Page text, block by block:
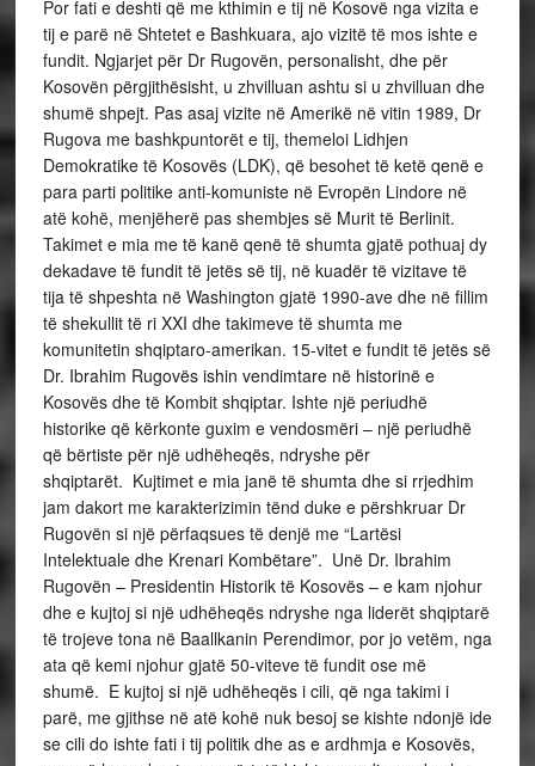
Por fati e deshti që me kthimin e tij në Kosovë nga vizita e
tij e parë në Shtetet e Bashkuara, ajo vizitë të mos ishte e
fundit. Ngjarjet për Dr Rugovën, personalisht, dhe për
Kosovën përgjithësisht, u zhvilluan ashtu si u zhvilluan dhe
shumë shpejt. Pas asaj vizite në Amerikë në vitin 1989, Dr
Rugova me bashkpuntorët e tij, themeloi Lidhjen
Demokratike të Kosovës (LDK), që besohet të ketë qenë e
para parti politike anti-komuniste në Evropën Lindore në
atë kohë, menjëherë pas shembjes së Murit të Berlinit.
Takimet e mia me të kanë qenë të shumta gjatë pothuaj dy
dekadave të fundit të jetës së tij, në kuadër të vizitave të
tija të shpeshta në Washington gjatë 1990-ave dhe në fillim
të shekullit të ri XXI dhe takimeve të shumta me
komunitetin shqiptaro-amerikan. 15-vitet e fundit të jetës së
Dr. Ibrahim Rugovës ishin vendimtare në historinë e
Kosovës dhe të Kombit shqiptar. Ishte një periudhë
historike që kërkonte guxim e vendosmëri – një periudhë
që bërtiste për një udhëheqës, ndryshe për
shqiptarët. Kujtimet e mia janë të shumta dhe si rrjedhim
jam dakort me karakterizimin tënd duke e përshkruar Dr
Rugovën si një përfaqsues të denjë me “Lartësi
Intelektuale dhe Krenari Kombëtare”. Unë Dr. Ibrahim
Rugovën – Presidentin Historik të Kosovës – e kam njohur
dhe e kujtoj si një udhëheqës ndryshe nga liderët shqiptarë
të trojeve tona në Baallkanin Perendimor, por jo vetëm, nga
ata që kemi njohur gjatë 50-viteve të fundit ose më
shumë. E kujtoj si një udhëheqës i cili, që nga takimi i
parë, me gjithse në atë kohë nuk besoj se kishte ndonjë ide
se cili do ishte fati i tij politik dhe as e ardhmja e Kosovës,